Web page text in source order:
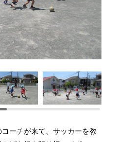
ーチが来て、サッカーを教